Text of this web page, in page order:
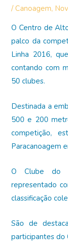
/Canoagem,
O Centro de
palco da
Linha 2016,
contando com
50 clubes.
Destinada a
500 e 200
competição,
Paracanoagem
O Clube do
representado
classificação
São de
participantes do